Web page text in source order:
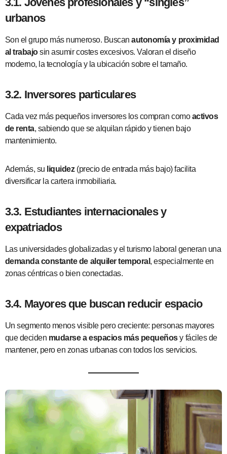
urbanos
Son el grupo más numeroso. Buscanautonomía y proximidad
al trabajosin asumir costes excesivos. Valoran el diseño
moderno, la tecnología y la ubicación sobre el tamaño.
3.2. Inversores particulares
Cada vez más pequeños inversores los compran comoactivos
de renta, sabiendo que se alquilan rápido y tienen bajo
mantenimiento.
Además, su liquidez(precio de entrada más bajo) facilita
diversificar la cartera inmobiliaria.
3.3. Estudiantes internacionales y
expatriados
Las universidades globalizadas y el turismo laboral generan una
demanda constante de alquiler temporal , especialmente en
zonas céntricas o bien conectadas.
3.4. Mayores que buscan reducir espacio
Un segmento menos visible pero creciente: personas mayores
que deciden mudarse a espacios más pequeñosy fáciles de
mantener, pero en zonas urbanas con todos los servicios.